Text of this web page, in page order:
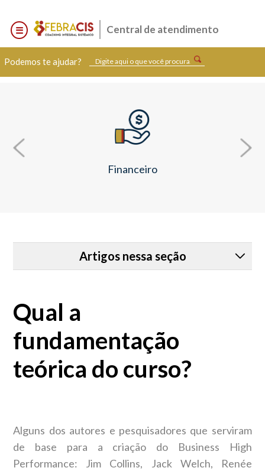
Central de atendimento
Podemos te ajudar?
Financeiro
Artigos nessa seção
Qual a fundamentação teórica do curso?
Qual a metodologia do curso?
Quais as principais ferramentas utilizadas no curso?
Qual a
fundamentação
teórica do curso?
Alguns dos autores e pesquisadores que serviram
de base para a criação do Business High
Performance: Jim Collins, Jack Welch, Renée